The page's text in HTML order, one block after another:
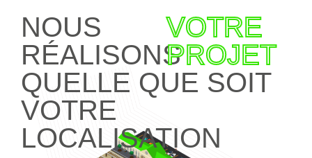
NOUS
RÉALISONS
VOTRE
PROJET
QUELLE QUE SOIT
VOTRE
LOCALISATION